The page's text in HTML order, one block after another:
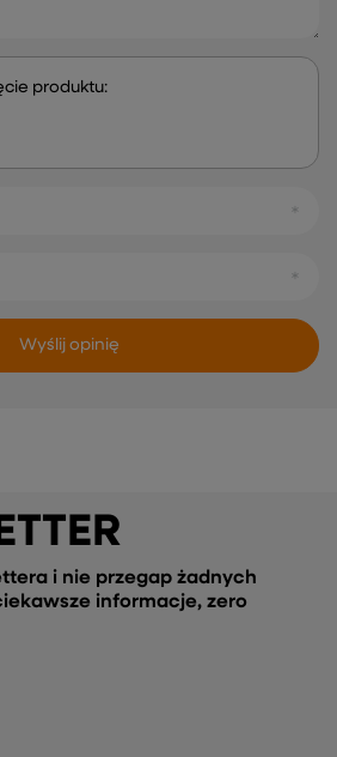
produktu:
Wyślij opinię
i nie przegap żadnych
informacje, zero